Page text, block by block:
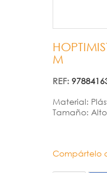
M
REF:
Material:
Tamaño:
Compártelo